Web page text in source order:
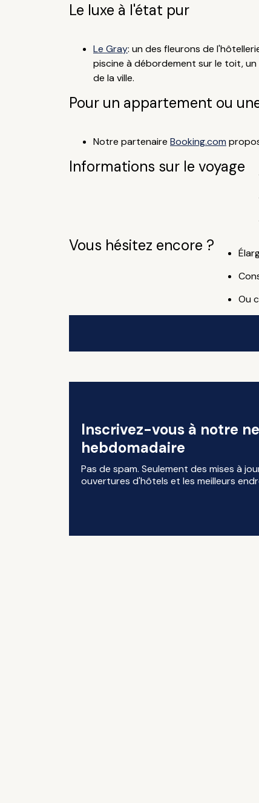
Le luxe à l'état pur
Le Gray: un des fleurons de
piscine à débordement sur le toit,
de la ville.
Pour un appartement ou
Notre partenaire Booking.com
Informations sur le voyage
Vous hésitez encore ?
Ou
Inscrivez-vous à notre
hebdomadaire
Pas de spam. Seulement des mises à
ouvertures d'hôtels et les meilleurs